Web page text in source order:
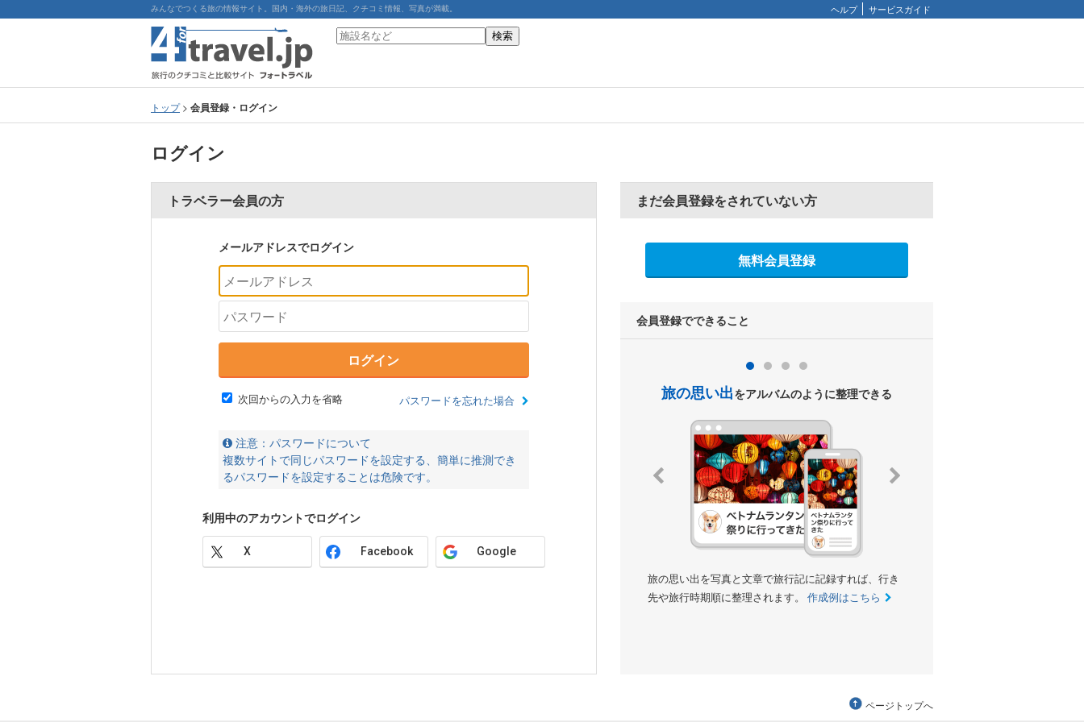
みんなでつくる旅の情報サイト。国内・海外の旅日記、クチコミ情報、写真が満載。 ヘルプ サービスガイド
トップ> 会員登録・ログイン
ログイン
トラベラー会員の方
メールアドレスでログイン
次回からの入力を省略 パスワードを忘れた場合
注意：パスワードについて
複数サイトで同じパスワードを設定する、簡単に推測でき
るパスワードを設定することは危険です。
利用中のアカウントでログイン
X Facebook Google
まだ会員登録をされていない方
無料会員登録
会員登録でできること
旅の思い出をアルバムのように整理できる
旅の思い出を写真と文章で旅行記に記録すれば、行き
先や旅行時期順に整理されます。 作成例はこちら
ページトップへ